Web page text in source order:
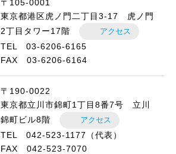
〒105-0001
東京都港区虎ノ門二丁目3-17 虎ノ門
2丁目タワー17階
アクセス
TEL 03-6206-6165
FAX 03-6206-6164
〒190-0022
東京都立川市錦町1丁目8番7号 立川
錦町ビル8階
アクセス
TEL 042-523-1177（代表）
FAX 042-523-7070